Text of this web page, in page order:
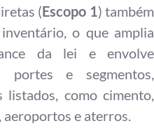
(Escopo 1) também
o que amplia
da lei e envolve
portes e segmentos,
como cimento,
aeroportos e aterros.